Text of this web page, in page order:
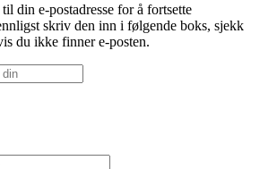
din e-postadresse for å fortsette
skriv den inn i følgende boks, sjekk
du ikke finner e-posten.